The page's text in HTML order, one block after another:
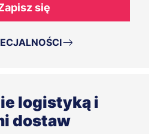
się
logistyką i
dostaw